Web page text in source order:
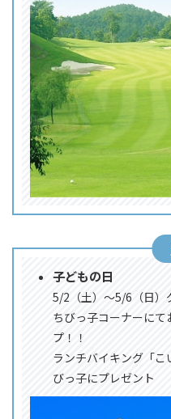
子どもの日
5/2（土）～5/6（日）
ちびっ子コーナーに
プ！！
ランチバイキング「
びっ子にプレゼント